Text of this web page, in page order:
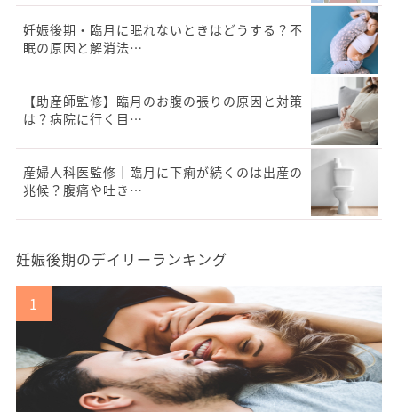
妊娠後期・臨月に眠れないときはどうする？不
眠の原因と解消法…
【助産師監修】臨月のお腹の張りの原因と対策
は？病院に行く目…
産婦人科医監修｜臨月に下痢が続くのは出産の
兆候？腹痛や吐き…
妊娠後期のデイリーランキング